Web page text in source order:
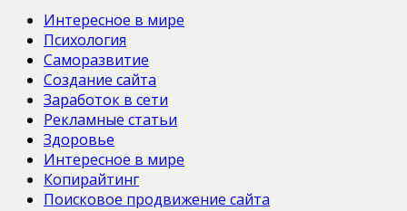
Интересное в мире
Психология
Саморазвитие
Создание сайта
Заработок в сети
Рекламные статьи
Здоровье
Интересное в мире
Копирайтинг
Поисковое продвижение сайта